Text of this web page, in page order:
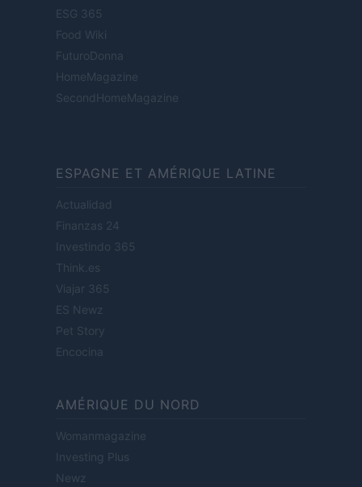
ESG 365
Food Wiki
FuturoDonna
HomeMagazine
SecondHomeMagazine
ESPAGNE ET AMÉRIQUE LATINE
Actualidad
Finanzas 24
Investindo 365
Think.es
Viajar 365
ES Newz
Pet Story
Encocina
AMÉRIQUE DU NORD
Womanmagazine
Investing Plus
Newz